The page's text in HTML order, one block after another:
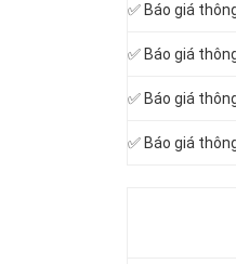
✅ Báo giá
✅ Báo giá
✅ Báo giá
✅ Báo giá